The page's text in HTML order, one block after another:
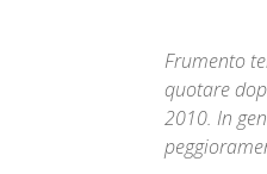
Frumento
quotare
2010. In